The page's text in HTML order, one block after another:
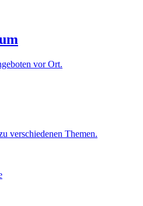
vor Ort.
verschiedenen Themen.